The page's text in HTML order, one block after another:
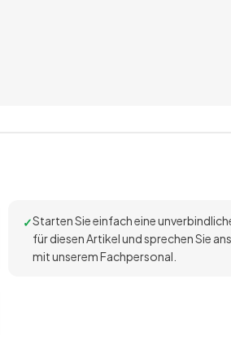
Starten Sie einfach eine
für diesen Artikel und sprechen Sie
mit unserem Fachpersonal.